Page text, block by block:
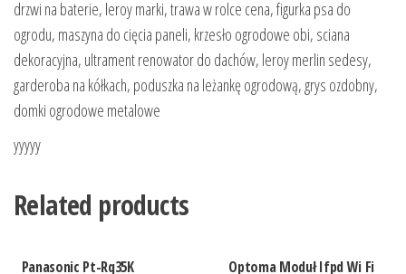
drzwi na baterie, leroy marki, trawa w rolce cena, figurka psa do
ogrodu, maszyna do cięcia paneli, krzesło ogrodowe obi, sciana
dekoracyjna, ultrament renowator do dachów, leroy merlin sedesy,
garderoba na kółkach, poduszka na leżankę ogrodową, grys ozdobny,
domki ogrodowe metalowe
yyyyy
Related products
Panasonic Pt-Rq35K Optoma Moduł Ifpd Wi Fi